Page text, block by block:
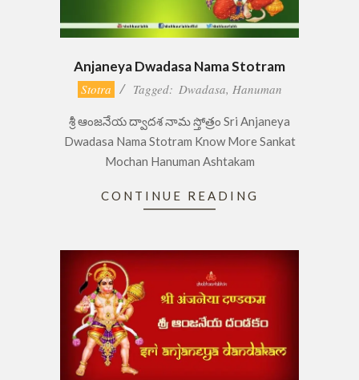
Anjaneya Dwadasa Nama Stotram
2019-
12
Stotra Tagged: Dwadasa, Hanuman
శ్రీ ఆంజనేయ ద్వాదశ నామ స్తోత్రం Sri Anjaneya
Dwadasa Nama Stotram Know More Sankat
Mochan Hanuman Ashtakam
CONTINUE READING